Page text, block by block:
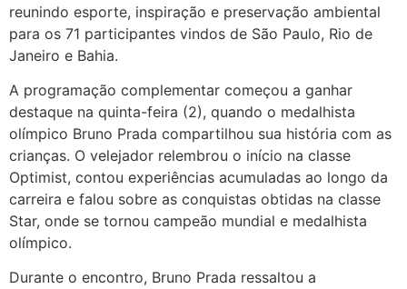
reunindo esporte, inspiração e preservação ambiental
para os 71 participantes vindos de São Paulo, Rio de
Janeiro e Bahia.
A programação complementar começou a ganhar
destaque na quinta-feira (2), quando o medalhista
olímpico Bruno Prada compartilhou sua história com as
crianças. O velejador relembrou o início na classe
Optimist, contou experiências acumuladas ao longo da
carreira e falou sobre as conquistas obtidas na classe
Star, onde se tornou campeão mundial e medalhista
olímpico.
Durante o encontro, Bruno Prada ressaltou a